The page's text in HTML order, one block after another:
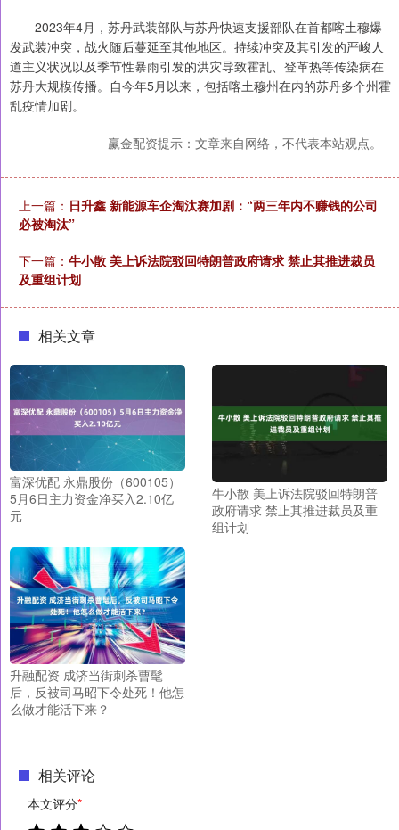
2023年4月，苏丹武装部队与苏丹快速支援部队在首都喀土穆爆
发武装冲突，战火随后蔓延至其他地区。持续冲突及其引发的严峻人
道主义状况以及季节性暴雨引发的洪灾导致霍乱、登革热等传染病在
苏丹大规模传播。自今年5月以来，包括喀土穆州在内的苏丹多个州霍
乱疫情加剧。
赢金配资提示：文章来自网络，不代表本站观点。
上一篇： 日升鑫 新能源车企淘汰赛加剧：“两三年内不赚钱的公司
必被淘汰”
下一篇： 牛小散 美上诉法院驳回特朗普政府请求 禁止其推进裁员
及重组计划
相关文章
富深优配 永鼎股份（600105）
5月6日主力资金净买入2.10亿
元
牛小散 美上诉法院驳回特朗普
政府请求 禁止其推进裁员及重
组计划
升融配资 成济当街刺杀曹髦
后，反被司马昭下令处死！他怎
么做才能活下来？
相关评论
本文评分*